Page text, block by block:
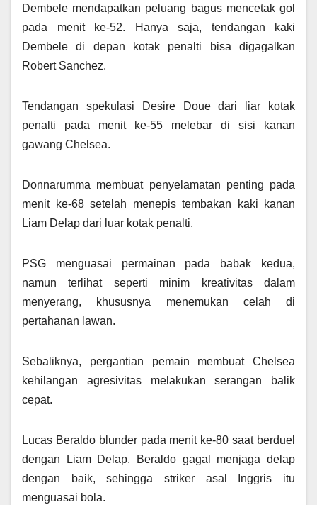
Dembele mendapatkan peluang bagus mencetak gol
pada menit ke-52. Hanya saja, tendangan kaki
Dembele di depan kotak penalti bisa digagalkan
Robert Sanchez.
Tendangan spekulasi Desire Doue dari liar kotak
penalti pada menit ke-55 melebar di sisi kanan
gawang Chelsea.
Donnarumma membuat penyelamatan penting pada
menit ke-68 setelah menepis tembakan kaki kanan
Liam Delap dari luar kotak penalti.
PSG menguasai permainan pada babak kedua,
namun terlihat seperti minim kreativitas dalam
menyerang, khususnya menemukan celah di
pertahanan lawan.
Sebaliknya, pergantian pemain membuat Chelsea
kehilangan agresivitas melakukan serangan balik
cepat.
Lucas Beraldo blunder pada menit ke-80 saat berduel
dengan Liam Delap. Beraldo gagal menjaga delap
dengan baik, sehingga striker asal Inggris itu
menguasai bola.